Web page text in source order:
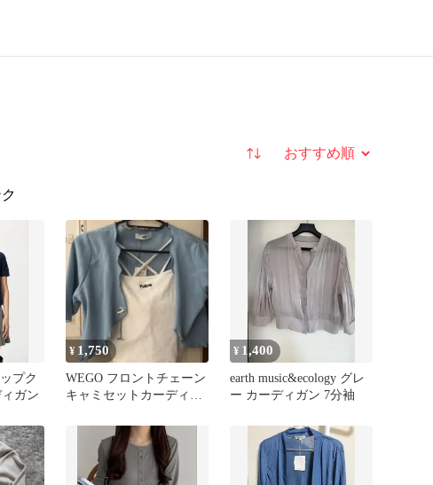
並び替え
プク
ガン
¥ 1,750
WEGO フロントチェーン
キャミセットカーディガ
¥ 1,400
earth music&ecology グレ
ー カーディガン 7分袖